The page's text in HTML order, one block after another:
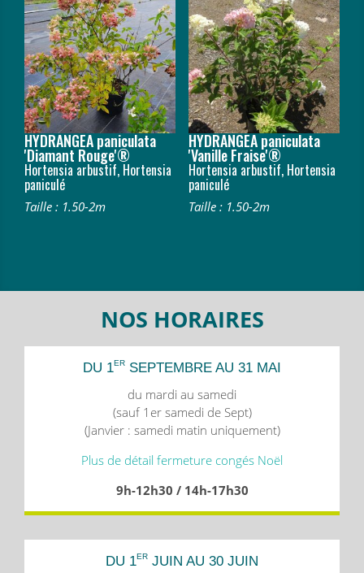
HYDRANGEA paniculata
'Diamant Rouge'®
Hortensia arbustif, Hortensia
paniculé
Taille : 1.50-2m
HYDRANGEA paniculata
'Vanille Fraise'®
Hortensia arbustif, Hortensia
paniculé
Taille : 1.50-2m
NOS HORAIRES
DU 1ER SEPTEMBRE AU 31 MAI
du mardi au samedi
(sauf 1er samedi de Sept)
(Janvier : samedi matin uniquement)
Plus de détail fermeture congés Noël
9h-12h30 / 14h-17h30
DU 1ER JUIN AU 30 JUIN